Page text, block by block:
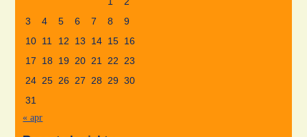
3
4 5 6 7 8
9
10 11 12 13 14 15 16
17
18 19 20 21 22
23
24 25 26 27 28 29 30
31
« apr